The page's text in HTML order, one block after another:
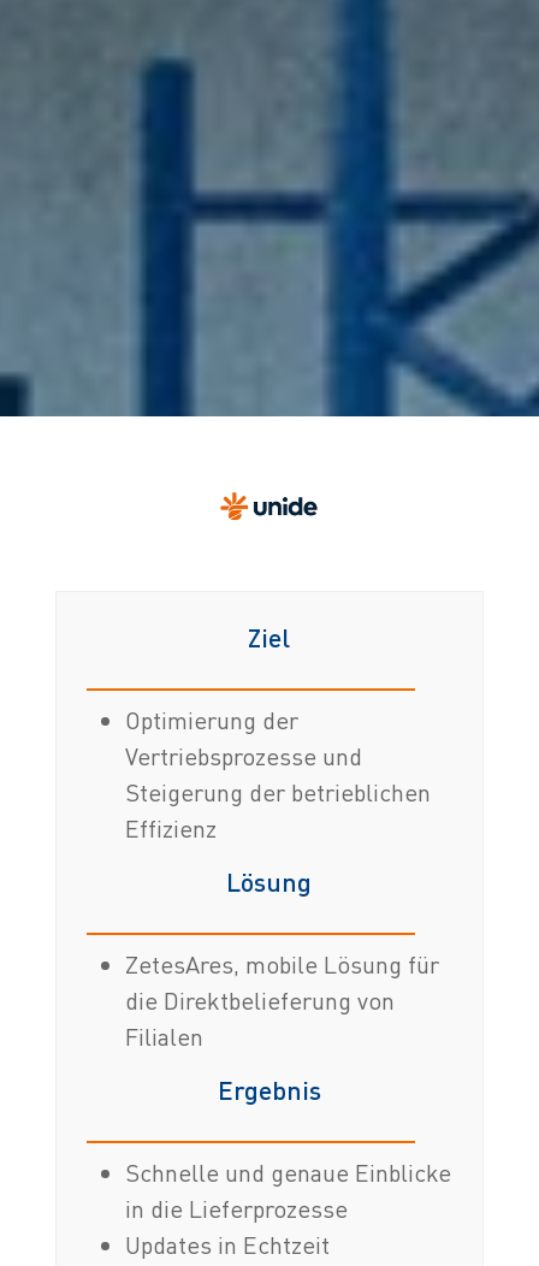
Ziel
Optimierung der
Vertriebsprozesse und
Steigerung der betrieblichen
Effizienz
Lösung
ZetesAres, mobile Lösung für
die Direktbelieferung von
Filialen
Ergebnis
Schnelle und genaue Einblicke
in die Lieferprozesse
Updates in Echtzeit